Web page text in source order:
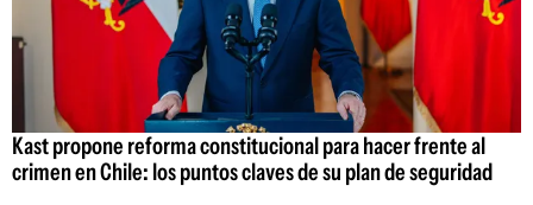
Kast propone reforma constitucional para hacer frente al
crimen en Chile: los puntos claves de su plan de seguridad